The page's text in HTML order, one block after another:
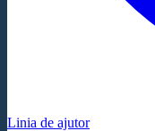
Linia de ajutor